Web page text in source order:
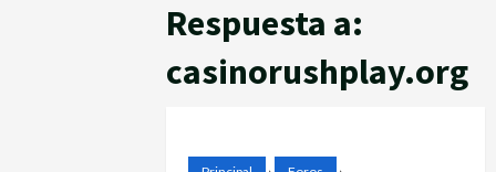
Respuesta a:
casinorushplay.org